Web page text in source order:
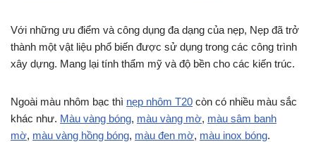
Với những ưu điểm và công dụng đa dạng của nẹp, Nẹp đã trở
thành một vật liệu phổ biến được sử dụng trong các công trình
xây dựng. Mang lại tính thẩm mỹ và độ bền cho các kiến trúc.
Ngoài màu nhôm bạc thì nẹp nhôm T20 còn có nhiều màu sắc
khác như. Màu vàng bóng, màu vàng mờ, màu sâm banh
mờ, màu vàng hồng bóng, màu đen mờ, màu inox bóng.